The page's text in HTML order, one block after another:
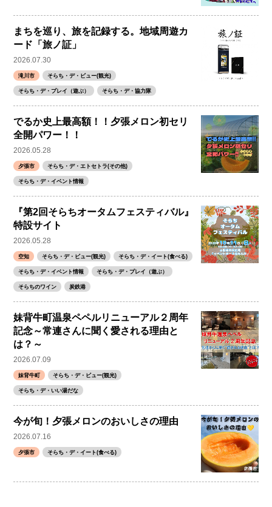
まちを巡り、旅を記録する。地域周遊カ
ード「旅ノ証」
2026.07.30
滝川市 そらち・デ・ビュー(観光)
そらち・デ・プレイ（遊ぶ） そらち・デ・協力隊
でるか史上最高額！！夕張メロン初セリ
全開パワー！！
2026.05.28
夕張市 そらち・デ・エトセトラ(その他)
そらち・デ・イベント情報
『第2回そらちオータムフェスティバル』
特設サイト
2026.05.28
空知 そらち・デ・ビュー(観光) そらち・デ・イート(食べる)
そらち・デ・イベント情報 そらち・デ・プレイ（遊ぶ）
そらちのワイン 炭鉄港
妹背牛町温泉ペペルリニューアル２周年
記念～常連さんに聞く愛される理由と
は？～
2026.07.09
妹背牛町 そらち・デ・ビュー(観光)
そらち・デ・いい湯だな
今が旬！夕張メロンのおいしさの理由
2026.07.16
夕張市 そらち・デ・イート(食べる)